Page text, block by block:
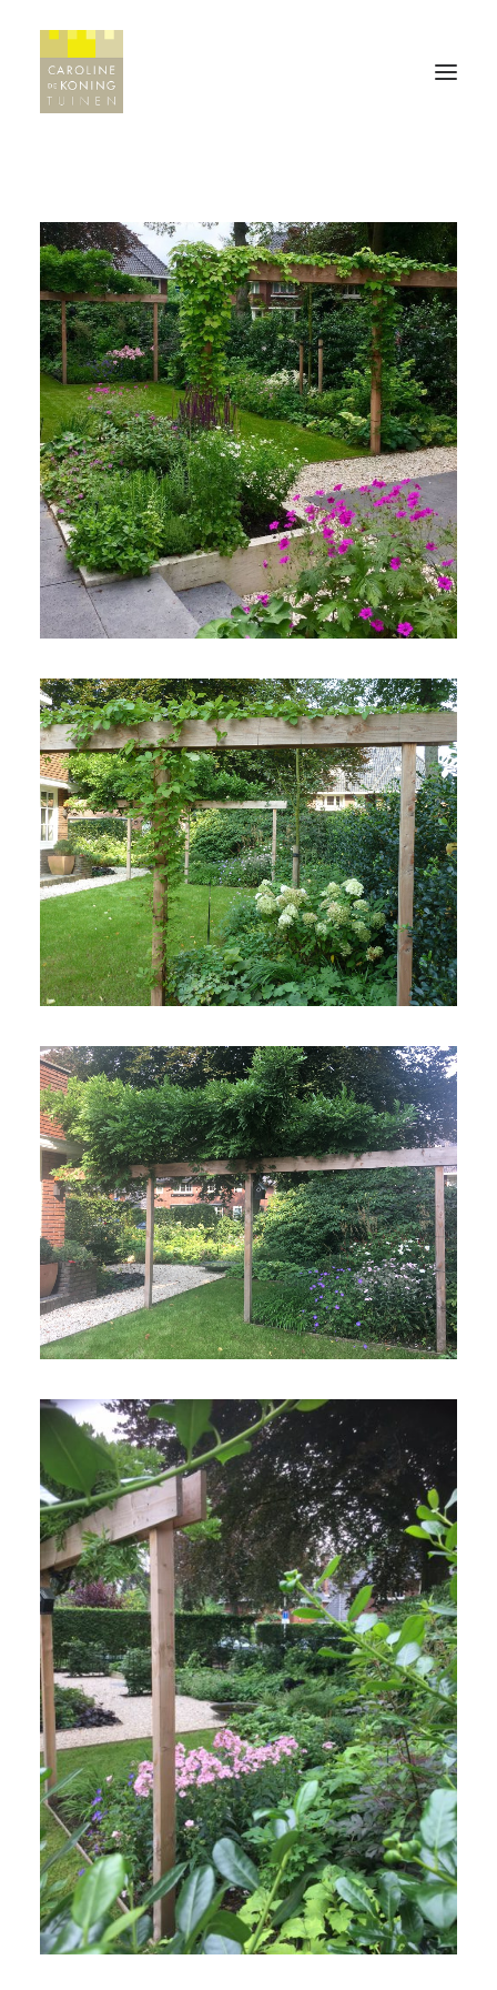
HOME
WERKWIJZE
PROJECTEN
Hilversum
Den Bosch
Laren
Naarden
Oosterbeek
Bussum
Almere
REFERENTIES
CONTACT